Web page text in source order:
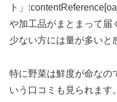
ト」
や加工品がまとまって届
少ない方には量が多いと
特に野菜は鮮度が命なの
いう口コミも見られます。